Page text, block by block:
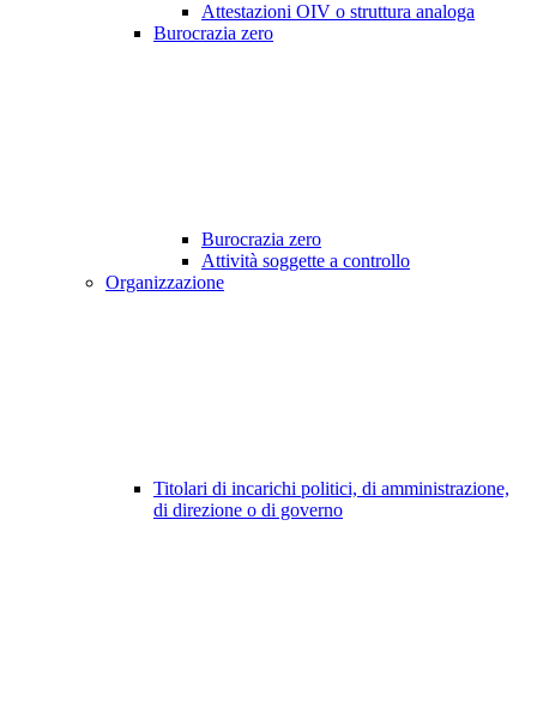
Attestazioni OIV o struttura analoga
Burocrazia zero
Burocrazia zero
Attività soggette a controllo
Organizzazione
Titolari di incarichi politici, di amministrazione,
di direzione o di governo